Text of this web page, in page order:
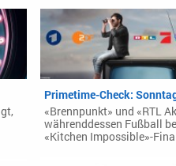
Primetime-Check:
«Brennpunkt» und «RTL
währenddessen Fußball
«Kitchen Impossible»-